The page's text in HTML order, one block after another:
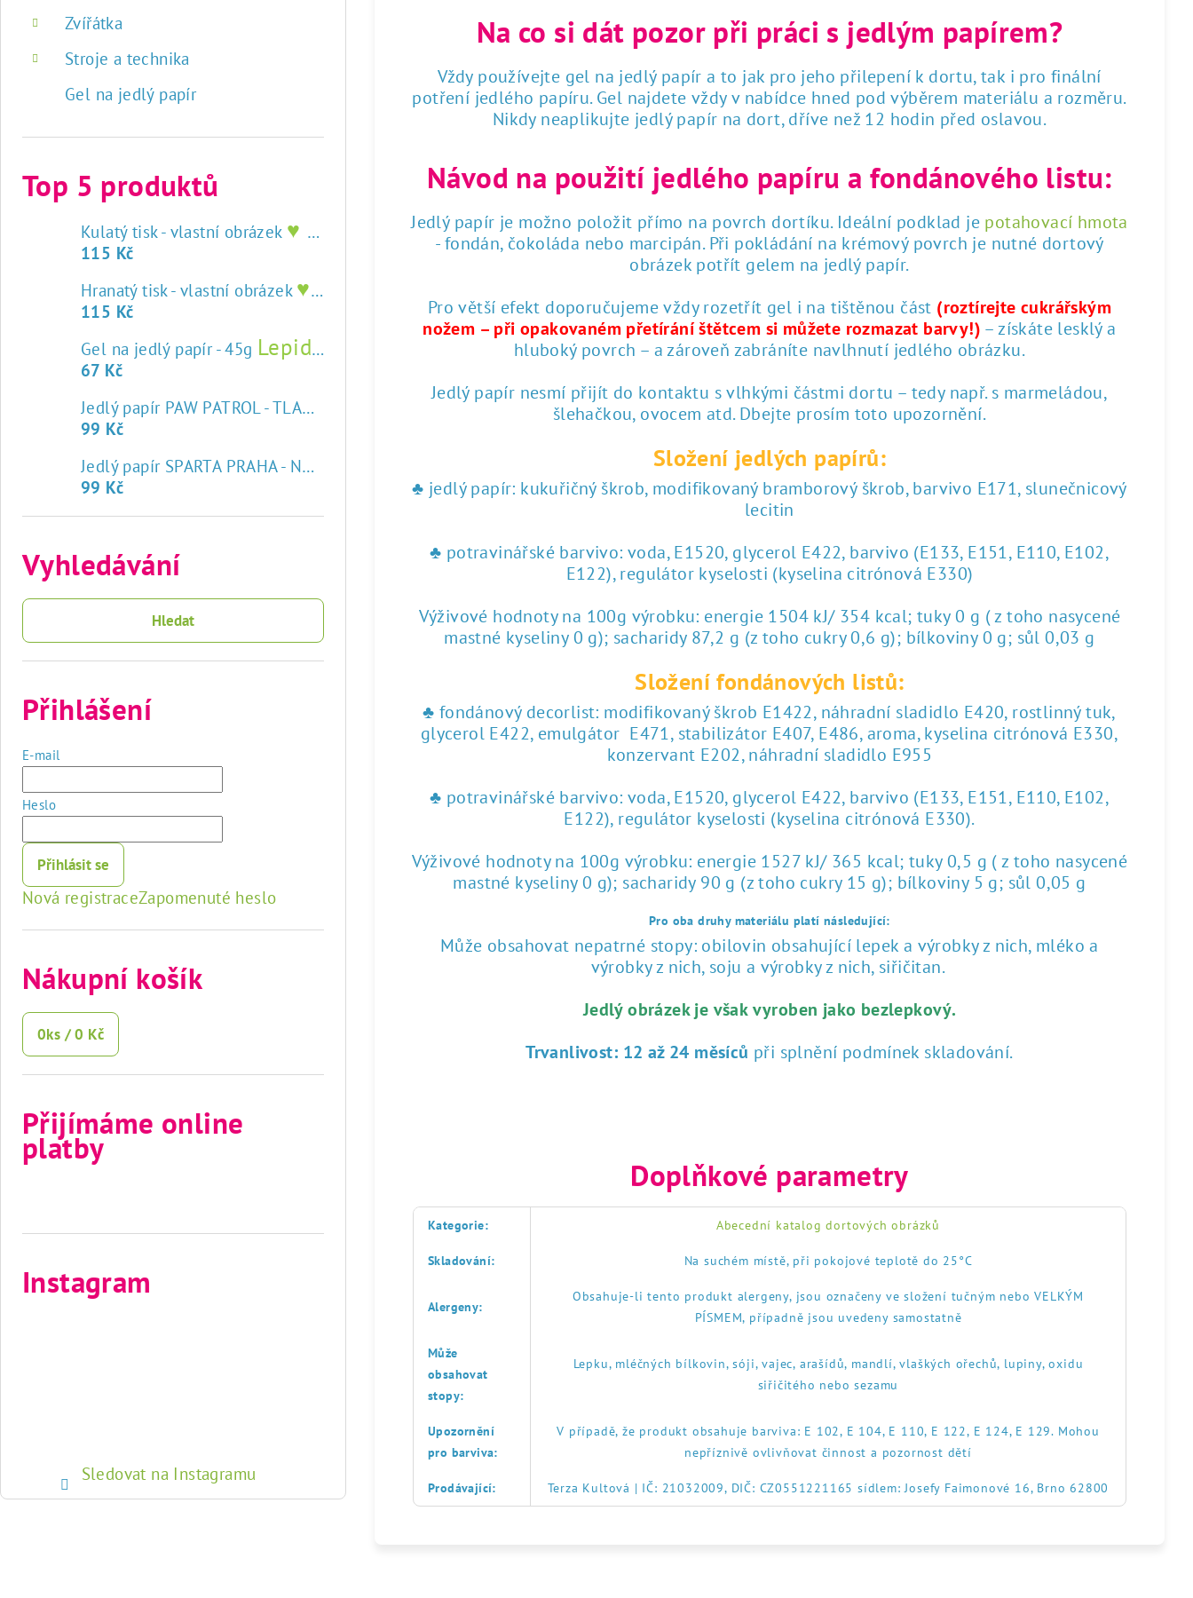
Zvířátka
Stroje a technika
Gel na jedlý papír
Top 5 produktů
Kulatý tisk - vlastní obrázek ♥ tisk na jedlý papír
115 Kč
Hranatý tisk - vlastní obrázek ♥ tisk na jedlý papír
115 Kč
Gel na jedlý papír - 45g Lepidlo na jedlý papír
67 Kč
Jedlý papír PAW PATROL - TLAPKOVÁ PATROLA
♥ tisk na jedlý papír
99 Kč
Jedlý papír SPARTA PRAHA - NOVÝ ZNAK
99 Kč
Vyhledávání
Hledat
Přihlášení
E-mail
Heslo
Přihlásit se
Nová registraceZapomenuté heslo
Nákupní košík
0ks /0 Kč
Přijímáme online
platby
Instagram
Sledovat na Instagramu
Na co si dát pozor při práci s jedlým papírem?
Vždy používejte gel na jedlý papír a to jak pro jeho přilepení k dortu, tak i pro finální
potření jedlého papíru. Gel najdete vždy v nabídce hned pod výběrem materiálu a rozměru.
Nikdy neaplikujte jedlý papír na dort, dříve než 12 hodin před oslavou.
Návod na použití jedlého papíru a fondánového listu:
Jedlý papír je možno položit přímo na povrch dortíku. Ideální podklad je potahovací hmota
- fondán, čokoláda nebo marcipán. Při pokládání na krémový povrch je nutné dortový
obrázek potřít gelem na jedlý papír.
Pro větší efekt doporučujeme vždy rozetřít gel i na tištěnou část (roztírejte cukrářským
nožem – při opakovaném přetírání štětcem si můžete rozmazat barvy!) – získáte lesklý a
hluboký povrch – a zároveň zabráníte navlhnutí jedlého obrázku.
Jedlý papír nesmí přijít do kontaktu s vlhkými částmi dortu – tedy např. s marmeládou,
šlehačkou, ovocem atd. Dbejte prosím toto upozornění.
Složení jedlých papírů:
♣ jedlý papír: kukuřičný škrob, modifikovaný bramborový škrob, barvivo E171, slunečnicový
lecitin
♣ potravinářské barvivo: voda, E1520, glycerol E422, barvivo (E133, E151, E110, E102,
E122), regulátor kyselosti (kyselina citrónová E330)
Výživové hodnoty na 100g výrobku: energie 1504 kJ/ 354 kcal; tuky 0 g ( z toho nasycené
mastné kyseliny 0 g); sacharidy 87,2 g (z toho cukry 0,6 g); bílkoviny 0 g; sůl 0,03 g
Složení fondánových listů:
♣ fondánový decorlist: modifikovaný škrob E1422, náhradní sladidlo E420, rostlinný tuk,
glycerol E422, emulgátor E471, stabilizátor E407, E486, aroma, kyselina citrónová E330,
konzervant E202, náhradní sladidlo E955
♣ potravinářské barvivo: voda, E1520, glycerol E422, barvivo (E133, E151, E110, E102,
E122), regulátor kyselosti (kyselina citrónová E330).
Výživové hodnoty na 100g výrobku: energie 1527 kJ/ 365 kcal; tuky 0,5 g ( z toho nasycené
mastné kyseliny 0 g); sacharidy 90 g (z toho cukry 15 g); bílkoviny 5 g; sůl 0,05 g
Pro oba druhy materiálu platí následující:
Může obsahovat nepatrné stopy: obilovin obsahující lepek a výrobky z nich, mléko a
výrobky z nich, soju a výrobky z nich, siřičitan.
Jedlý obrázek je však vyroben jako bezlepkový.
Trvanlivost: 12 až 24 měsíců při splnění podmínek skladování.
Doplňkové parametry
Kategorie: Abecední katalog dortových obrázků
Skladování: Na suchém místě, při pokojové teplotě do 25°C
Alergeny:
Obsahuje-li tento produkt alergeny, jsou označeny ve složení tučným nebo VELKÝM
PÍSMEM, případně jsou uvedeny samostatně
Může
obsahovat
stopy:
Lepku, mléčných bílkovin, sóji, vajec, arašídů, mandlí, vlaškých ořechů, lupiny, oxidu
siřičitého nebo sezamu
Upozornění
pro barviva:
V případě, že produkt obsahuje barviva: E 102, E 104, E 110, E 122, E 124, E 129. Mohou
nepříznivě ovlivňovat činnost a pozornost dětí
Prodávající: Terza Kultová | IČ: 21032009, DIČ: CZ0551221165 sídlem: Josefy Faimonové 16, Brno 62800